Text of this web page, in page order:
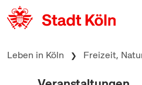
zum Inhalt springen
Leben in Köln Freizeit,